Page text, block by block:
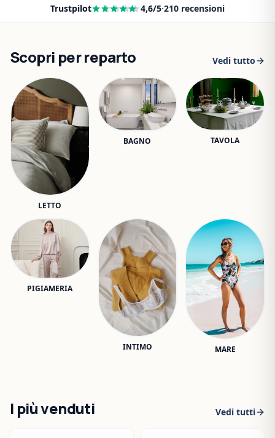
Trustpilot 4,6/5·210 recensioni
Scopri per reparto Vedi tutto
LETTO
BAGNO TAVOLA
PIGIAMERIA
INTIMO MARE
I più venduti Vedi tutti